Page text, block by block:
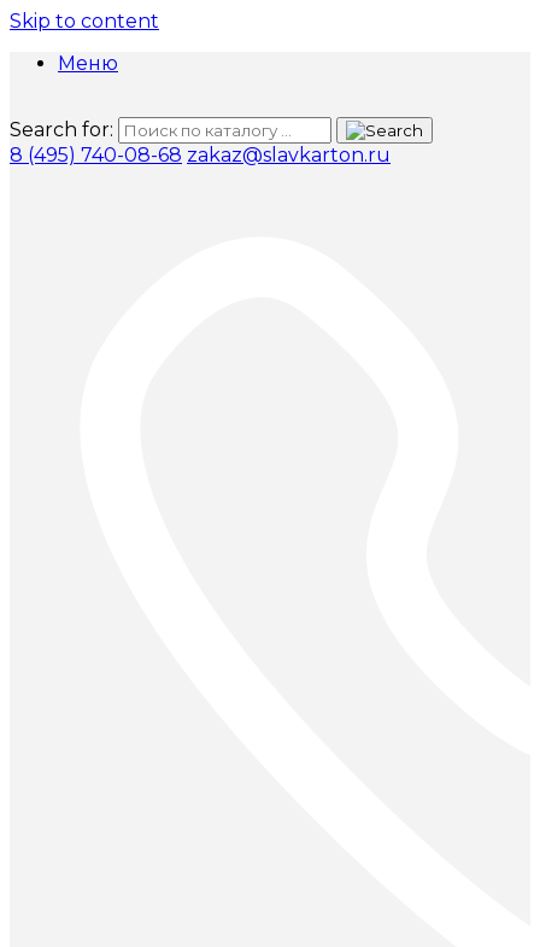
Skip to content
Меню
Search for:
8 (495) 740-08-68 zakaz@slavkarton.ru